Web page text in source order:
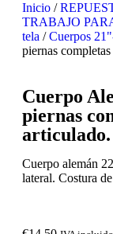
Inicio /
TRABAJO
tela /Cuerpos
piernas
Cuerpo
piernas
Cuerpo alemán
lateral. Costura